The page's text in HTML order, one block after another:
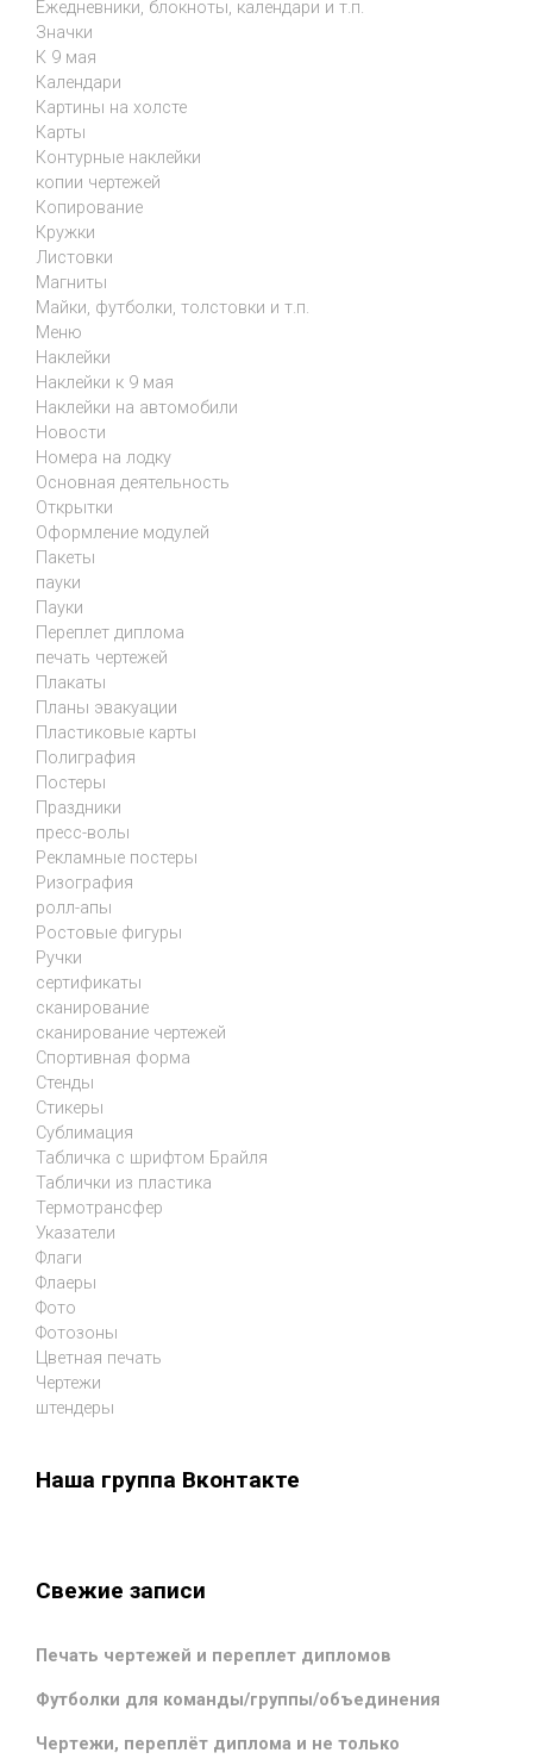
Ежедневники, блокноты, календари и т.п.
Значки
К 9 мая
Календари
Картины на холсте
Карты
Контурные наклейки
копии чертежей
Копирование
Кружки
Листовки
Магниты
Майки, футболки, толстовки и т.п.
Меню
Наклейки
Наклейки к 9 мая
Наклейки на автомобили
Новости
Номера на лодку
Основная деятельность
Открытки
Оформление модулей
Пакеты
пауки
Пауки
Переплет диплома
печать чертежей
Плакаты
Планы эвакуации
Пластиковые карты
Полиграфия
Постеры
Праздники
пресс-волы
Рекламные постеры
Ризография
ролл-апы
Ростовые фигуры
Ручки
сертификаты
сканирование
сканирование чертежей
Спортивная форма
Стенды
Стикеры
Сублимация
Табличка с шрифтом Брайля
Таблички из пластика
Термотрансфер
Указатели
Флаги
Флаеры
Фото
Фотозоны
Цветная печать
Чертежи
штендеры
Наша группа Вконтакте
Свежие записи
Печать чертежей и переплет дипломов
Футболки для команды/группы/объединения
Чертежи, переплёт диплома и не только